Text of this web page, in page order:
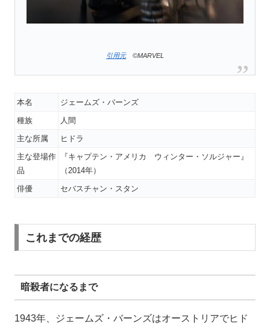
引用元©MARVEL
本名
ジェームズ・バーンズ
種族
人間
主な所属
ヒドラ
主な登場作
品
『キャプテン・アメリカ ウィンター・ソルジャー』
（2014年）
俳優
セバスチャン・スタン
これまでの経歴
暗殺者になるまで
1943年、ジェームズ・バーンズはオーストリアでヒド